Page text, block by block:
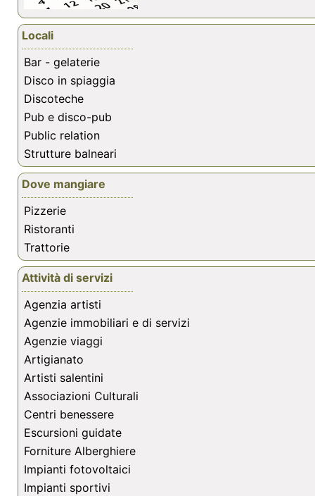
Locali
Bar - gelaterie
Disco in spiaggia
Discoteche
Pub e disco-pub
Public relation
Strutture balneari
Dove mangiare
Pizzerie
Ristoranti
Trattorie
Attività di servizi
Agenzia artisti
Agenzie immobiliari e di servizi
Agenzie viaggi
Artigianato
Artisti salentini
Associazioni Culturali
Centri benessere
Escursioni guidate
Forniture Alberghiere
Impianti fotovoltaici
Impianti sportivi